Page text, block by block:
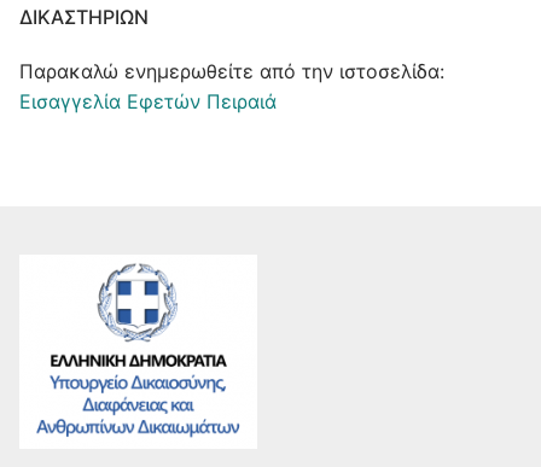
ΔΙΚΑΣΤΗΡΊΩΝ
Παρακαλώ ενημερωθείτε από την ιστοσελίδα:
Εισαγγελία Εφετών Πειραιά